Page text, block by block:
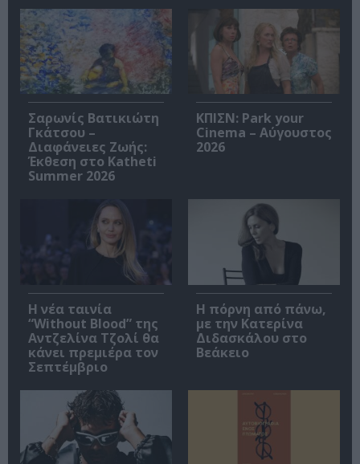
Σαρωνίς Βατικιώτη
Γκάτσου –
Διαφάνειες Ζωής:
Έκθεση στο Katheti
Summer 2026
ΚΠΙΣΝ: Park your
Cinema – Αύγουστος
2026
Η νέα ταινία
“Without Blood” της
Αντζελίνα Τζολί θα
κάνει πρεμιέρα τον
Σεπτέμβριο
Η πόρνη από πάνω,
με την Κατερίνα
Διδασκάλου στο
Βεάκειο